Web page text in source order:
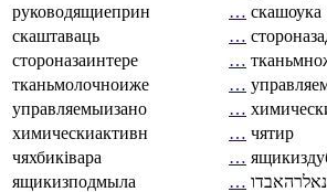
руководящиеприн
… скашоука
скаштаваць
…
стороназаинтере
…
тканьмолочноиже
…
управляемыизано
…
химическиактивн
… чятир
чяхбиківара
…
ящикизподмыла
…